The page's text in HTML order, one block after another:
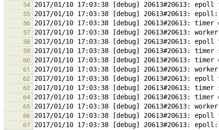
54
55
56
57
58
59
60
61
62
63
64
65
66
67